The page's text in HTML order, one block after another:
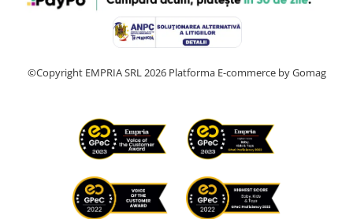
©Copyright EMPRIA SRL 2026 Platforma E-commerce by Gomag